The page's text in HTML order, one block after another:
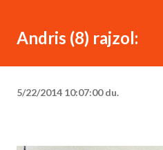
Andris (8) rajzol:
5/22/2014 10:07:00 du.